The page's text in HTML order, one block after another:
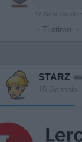
16 Gennaio alle
· Ti stimo ·
STARZ
15 Gennaio